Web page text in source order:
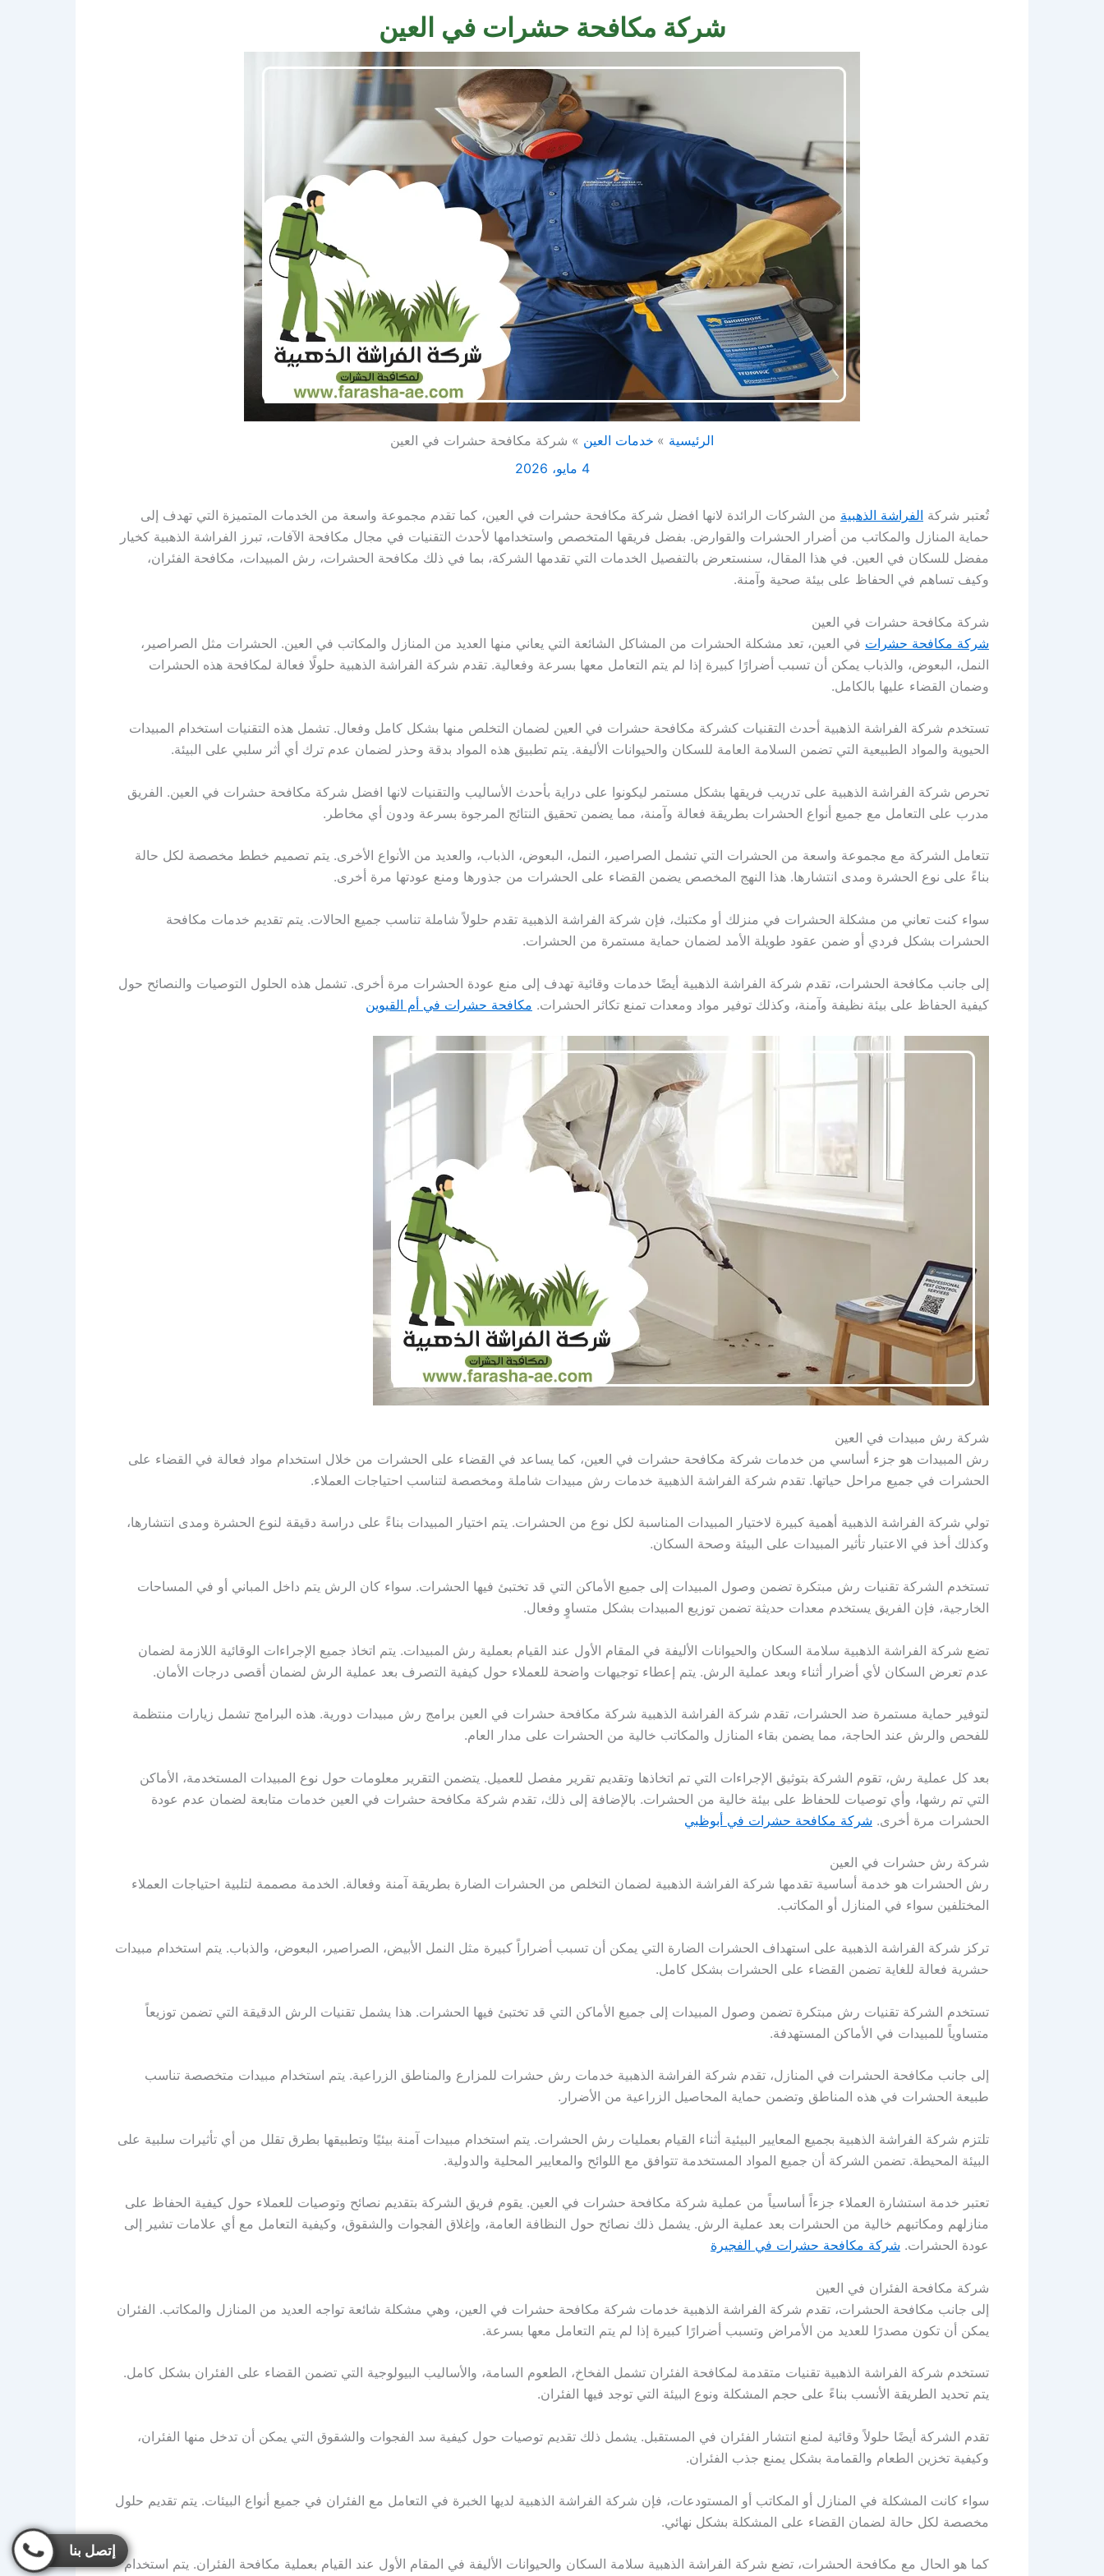
شركة مكافحة حشرات في العين
الرئيسية خدمات العين
شركة مكافحة حشرات في العين
4 مايو، 2026
تُعتبر شركة الفراشة الذهبية من الشركات الرائدة لانها افضل شركة مكافحة حشرات في العين، كما تقدم مجموعة واسعة من الخدمات المتميزة التي تهدف إلى
حماية المنازل والمكاتب من أضرار الحشرات والقوارض. بفضل فريقها المتخصص واستخدامها لأحدث التقنيات في مجال مكافحة الآفات، تبرز الفراشة الذهبية كخيار
مفضل للسكان في العين. في هذا المقال، سنستعرض بالتفصيل الخدمات التي تقدمها الشركة، بما في ذلك مكافحة الحشرات، رش المبيدات، مكافحة الفئران،
وكيف تساهم في الحفاظ على بيئة صحية وآمنة.
شركة مكافحة حشرات في العين
شركة مكافحة حشرات في العين، تعد مشكلة الحشرات من المشاكل الشائعة التي يعاني منها العديد من المنازل والمكاتب في العين. الحشرات مثل الصراصير،
النمل، البعوض، والذباب يمكن أن تسبب أضرارًا كبيرة إذا لم يتم التعامل معها بسرعة وفعالية. تقدم شركة الفراشة الذهبية حلولًا فعالة لمكافحة هذه الحشرات
وضمان القضاء عليها بالكامل.
تستخدم شركة الفراشة الذهبية أحدث التقنيات كشركة مكافحة حشرات في العين لضمان التخلص منها بشكل كامل وفعال. تشمل هذه التقنيات استخدام المبيدات
الحيوية والمواد الطبيعية التي تضمن السلامة العامة للسكان والحيوانات الأليفة. يتم تطبيق هذه المواد بدقة وحذر لضمان عدم ترك أي أثر سلبي على البيئة.
تحرص شركة الفراشة الذهبية على تدريب فريقها بشكل مستمر ليكونوا على دراية بأحدث الأساليب والتقنيات لانها افضل شركة مكافحة حشرات في العين. الفريق
مدرب على التعامل مع جميع أنواع الحشرات بطريقة فعالة وآمنة، مما يضمن تحقيق النتائج المرجوة بسرعة ودون أي مخاطر.
تتعامل الشركة مع مجموعة واسعة من الحشرات التي تشمل الصراصير، النمل، البعوض، الذباب، والعديد من الأنواع الأخرى. يتم تصميم خطط مخصصة لكل حالة
بناءً على نوع الحشرة ومدى انتشارها. هذا النهج المخصص يضمن القضاء على الحشرات من جذورها ومنع عودتها مرة أخرى.
سواء كنت تعاني من مشكلة الحشرات في منزلك أو مكتبك، فإن شركة الفراشة الذهبية تقدم حلولاً شاملة تناسب جميع الحالات. يتم تقديم خدمات مكافحة
الحشرات بشكل فردي أو ضمن عقود طويلة الأمد لضمان حماية مستمرة من الحشرات.
إلى جانب مكافحة الحشرات، تقدم شركة الفراشة الذهبية أيضًا خدمات وقائية تهدف إلى منع عودة الحشرات مرة أخرى. تشمل هذه الحلول التوصيات والنصائح حول
كيفية الحفاظ على بيئة نظيفة وآمنة، وكذلك توفير مواد ومعدات تمنع تكاثر الحشرات. مكافحة حشرات في أم القيوين
شركة رش مبيدات في العين
رش المبيدات هو جزء أساسي من خدمات شركة مكافحة حشرات في العين، كما يساعد في القضاء على الحشرات من خلال استخدام مواد فعالة في القضاء على
الحشرات في جميع مراحل حياتها. تقدم شركة الفراشة الذهبية خدمات رش مبيدات شاملة ومخصصة لتناسب احتياجات العملاء.
تولي شركة الفراشة الذهبية أهمية كبيرة لاختيار المبيدات المناسبة لكل نوع من الحشرات. يتم اختيار المبيدات بناءً على دراسة دقيقة لنوع الحشرة ومدى انتشارها،
وكذلك أخذ في الاعتبار تأثير المبيدات على البيئة وصحة السكان.
تستخدم الشركة تقنيات رش مبتكرة تضمن وصول المبيدات إلى جميع الأماكن التي قد تختبئ فيها الحشرات. سواء كان الرش يتم داخل المباني أو في المساحات
الخارجية، فإن الفريق يستخدم معدات حديثة تضمن توزيع المبيدات بشكل متساوٍ وفعال.
تضع شركة الفراشة الذهبية سلامة السكان والحيوانات الأليفة في المقام الأول عند القيام بعملية رش المبيدات. يتم اتخاذ جميع الإجراءات الوقائية اللازمة لضمان
عدم تعرض السكان لأي أضرار أثناء وبعد عملية الرش. يتم إعطاء توجيهات واضحة للعملاء حول كيفية التصرف بعد عملية الرش لضمان أقصى درجات الأمان.
لتوفير حماية مستمرة ضد الحشرات، تقدم شركة الفراشة الذهبية شركة مكافحة حشرات في العين برامج رش مبيدات دورية. هذه البرامج تشمل زيارات منتظمة
للفحص والرش عند الحاجة، مما يضمن بقاء المنازل والمكاتب خالية من الحشرات على مدار العام.
بعد كل عملية رش، تقوم الشركة بتوثيق الإجراءات التي تم اتخاذها وتقديم تقرير مفصل للعميل. يتضمن التقرير معلومات حول نوع المبيدات المستخدمة، الأماكن
التي تم رشها، وأي توصيات للحفاظ على بيئة خالية من الحشرات. بالإضافة إلى ذلك، تقدم شركة مكافحة حشرات في العين خدمات متابعة لضمان عدم عودة
الحشرات مرة أخرى. شركة مكافحة حشرات في أبوظبي
شركة رش حشرات في العين
رش الحشرات هو خدمة أساسية تقدمها شركة الفراشة الذهبية لضمان التخلص من الحشرات الضارة بطريقة آمنة وفعالة. الخدمة مصممة لتلبية احتياجات العملاء
المختلفين سواء في المنازل أو المكاتب.
تركز شركة الفراشة الذهبية على استهداف الحشرات الضارة التي يمكن أن تسبب أضراراً كبيرة مثل النمل الأبيض، الصراصير، البعوض، والذباب. يتم استخدام مبيدات
حشرية فعالة للغاية تضمن القضاء على الحشرات بشكل كامل.
تستخدم الشركة تقنيات رش مبتكرة تضمن وصول المبيدات إلى جميع الأماكن التي قد تختبئ فيها الحشرات. هذا يشمل تقنيات الرش الدقيقة التي تضمن توزيعاً
متساوياً للمبيدات في الأماكن المستهدفة.
إلى جانب مكافحة الحشرات في المنازل، تقدم شركة الفراشة الذهبية خدمات رش حشرات للمزارع والمناطق الزراعية. يتم استخدام مبيدات متخصصة تناسب
طبيعة الحشرات في هذه المناطق وتضمن حماية المحاصيل الزراعية من الأضرار.
تلتزم شركة الفراشة الذهبية بجميع المعايير البيئية أثناء القيام بعمليات رش الحشرات. يتم استخدام مبيدات آمنة بيئيًا وتطبيقها بطرق تقلل من أي تأثيرات سلبية على
البيئة المحيطة. تضمن الشركة أن جميع المواد المستخدمة تتوافق مع اللوائح والمعايير المحلية والدولية.
تعتبر خدمة استشارة العملاء جزءاً أساسياً من عملية شركة مكافحة حشرات في العين. يقوم فريق الشركة بتقديم نصائح وتوصيات للعملاء حول كيفية الحفاظ على
منازلهم ومكاتبهم خالية من الحشرات بعد عملية الرش. يشمل ذلك نصائح حول النظافة العامة، وإغلاق الفجوات والشقوق، وكيفية التعامل مع أي علامات تشير إلى
عودة الحشرات. شركة مكافحة حشرات في الفجيرة
شركة مكافحة الفئران في العين
إلى جانب مكافحة الحشرات، تقدم شركة الفراشة الذهبية خدمات شركة مكافحة حشرات في العين، وهي مشكلة شائعة تواجه العديد من المنازل والمكاتب. الفئران
يمكن أن تكون مصدرًا للعديد من الأمراض وتسبب أضرارًا كبيرة إذا لم يتم التعامل معها بسرعة.
تستخدم شركة الفراشة الذهبية تقنيات متقدمة لمكافحة الفئران تشمل الفخاخ، الطعوم السامة، والأساليب البيولوجية التي تضمن القضاء على الفئران بشكل كامل.
يتم تحديد الطريقة الأنسب بناءً على حجم المشكلة ونوع البيئة التي توجد فيها الفئران.
تقدم الشركة أيضًا حلولاً وقائية لمنع انتشار الفئران في المستقبل. يشمل ذلك تقديم توصيات حول كيفية سد الفجوات والشقوق التي يمكن أن تدخل منها الفئران،
وكيفية تخزين الطعام والقمامة بشكل يمنع جذب الفئران.
سواء كانت المشكلة في المنازل أو المكاتب أو المستودعات، فإن شركة الفراشة الذهبية لديها الخبرة في التعامل مع الفئران في جميع أنواع البيئات. يتم تقديم حلول
مخصصة لكل حالة لضمان القضاء على المشكلة بشكل نهائي.
كما هو الحال مع مكافحة الحشرات، تضع شركة الفراشة الذهبية سلامة السكان والحيوانات الأليفة في المقام الأول عند القيام بعملية مكافحة الفئران. يتم استخدام
إتصل بنا